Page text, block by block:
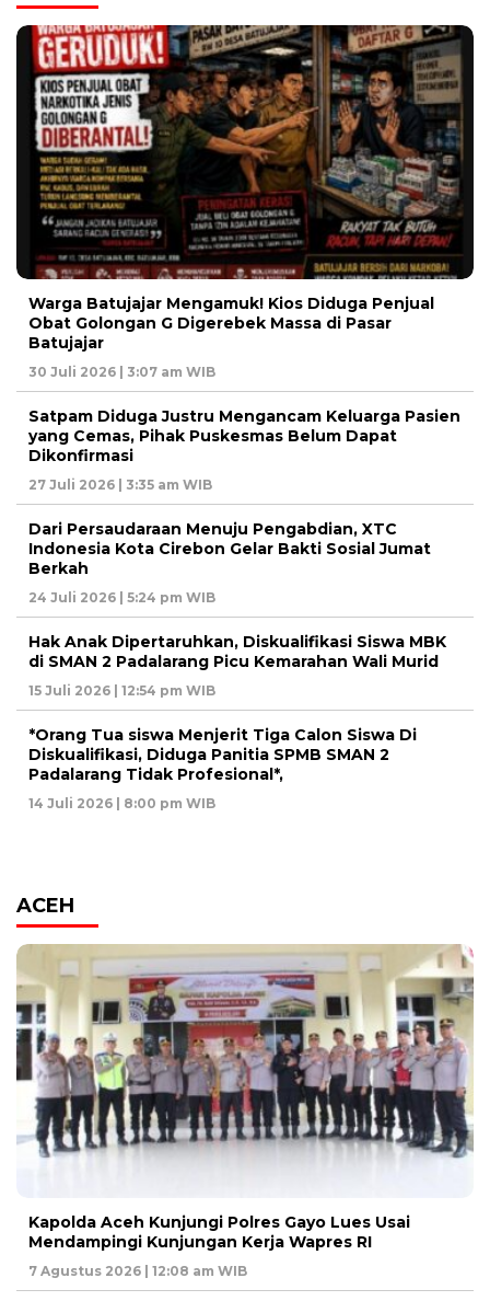
Warga Batujajar Mengamuk! Kios Diduga Penjual
Obat Golongan G Digerebek Massa di Pasar
Batujajar
30 Juli 2026 | 3:07 am WIB
Satpam Diduga Justru Mengancam Keluarga Pasien
yang Cemas, Pihak Puskesmas Belum Dapat
Dikonfirmasi
27 Juli 2026 | 3:35 am WIB
Dari Persaudaraan Menuju Pengabdian, XTC
Indonesia Kota Cirebon Gelar Bakti Sosial Jumat
Berkah
24 Juli 2026 | 5:24 pm WIB
Hak Anak Dipertaruhkan, Diskualifikasi Siswa MBK
di SMAN 2 Padalarang Picu Kemarahan Wali Murid
15 Juli 2026 | 12:54 pm WIB
*Orang Tua siswa Menjerit Tiga Calon Siswa Di
Diskualifikasi, Diduga Panitia SPMB SMAN 2
Padalarang Tidak Profesional*,
14 Juli 2026 | 8:00 pm WIB
ACEH
Kapolda Aceh Kunjungi Polres Gayo Lues Usai
Mendampingi Kunjungan Kerja Wapres RI
7 Agustus 2026 | 12:08 am WIB